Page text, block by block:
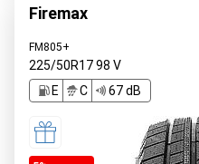
Firemax
FM805+
225/50R1798 V
E
C 67 dB